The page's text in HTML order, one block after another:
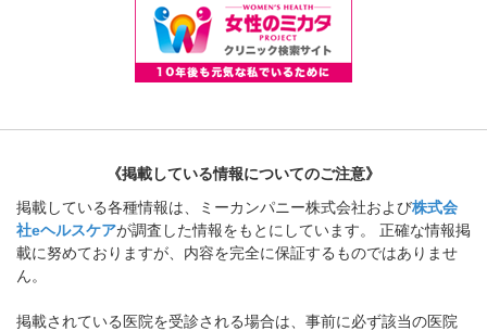
《掲載している情報についてのご注意》
掲載している各種情報は、ミーカンパニー株式会社および株式会
社eヘルスケアが調査した情報をもとにしています。 正確な情報掲
載に努めておりますが、内容を完全に保証するものではありませ
ん。
掲載されている医院を受診される場合は、事前に必ず該当の医院